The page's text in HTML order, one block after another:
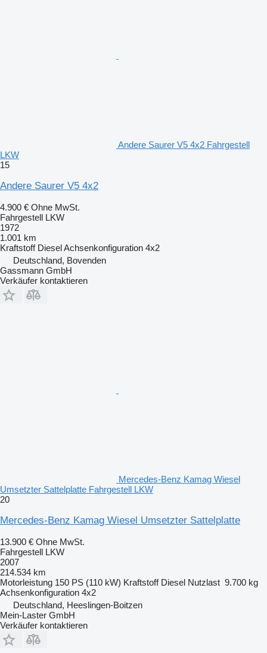
Andere Saurer V5 4x2 Fahrgestell
LKW
15
Andere Saurer V5 4x2
4.900 € Ohne MwSt.
Fahrgestell LKW
1972
1.001 km
Kraftstoff DieselAchsenkonfiguration 4x2
Deutschland, Bovenden
Gassmann GmbH
Verkäufer kontaktieren
Mercedes-Benz Kamag Wiesel
Umsetzter Sattelplatte Fahrgestell LKW
20
Mercedes-Benz Kamag Wiesel Umsetzter Sattelplatte
13.900 € Ohne MwSt.
Fahrgestell LKW
2007
214.534 km
Motorleistung 150 PS (110 kW) Kraftstoff Diesel Nutzlast 9.700 kg
Achsenkonfiguration 4x2
Deutschland, Heeslingen-Boitzen
Mein-Laster GmbH
Verkäufer kontaktieren